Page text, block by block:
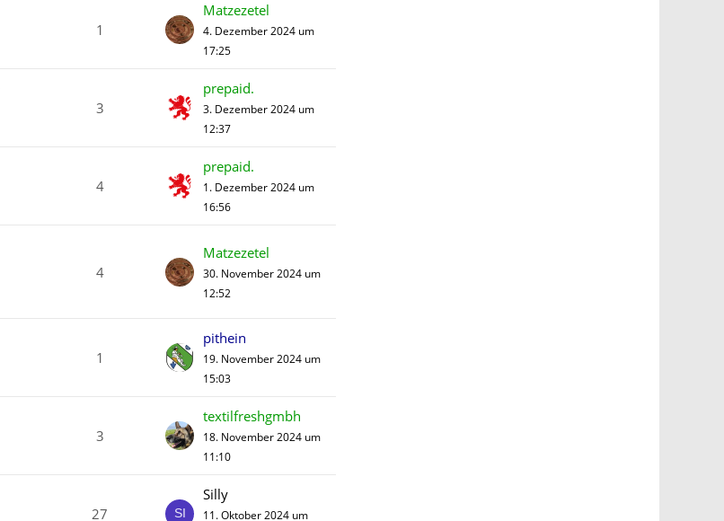
1
Matzezetel
4. Dezember 2024 um
17:25
3
prepaid.
3. Dezember 2024 um
12:37
4
prepaid.
1. Dezember 2024 um
16:56
4
Matzezetel
30. November 2024 um
12:52
1
pithein
19. November 2024 um
15:03
3
textilfreshgmbh
18. November 2024 um
11:10
27
Silly
11. Oktober 2024 um